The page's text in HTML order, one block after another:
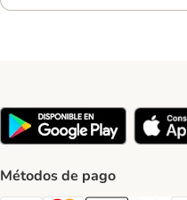
Métodos de pago